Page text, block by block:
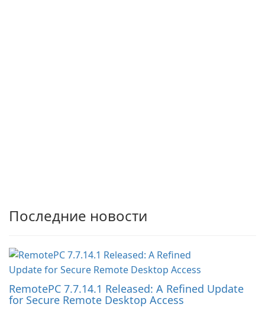
Последние новости
RemotePC 7.7.14.1 Released: A Refined Update
for Secure Remote Desktop Access